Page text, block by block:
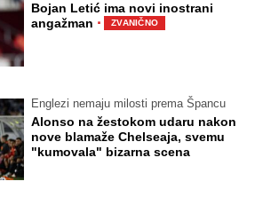
Bojan Letić ima novi inostrani
angažman · ZVANIČNO
Englezi nemaju milosti prema Špancu
Alonso na žestokom udaru nakon
nove blamaže Chelseaja, svemu
"kumovala" bizarna scena